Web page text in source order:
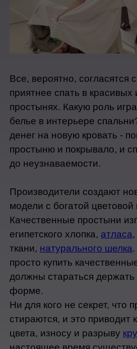
Все, вероятно, согласятся
приятнее спать в красивых
простынях. Какую роль
белье в интерьере
денег на новую кровать -
простыню и покрывало, и
до неузнаваемости.
Производители создают
модели с богатой цветовой
Качественные простыни
египетского хлопка, атласа,
ткани, натурального шелка
просто купить
должны стараться
форме.
Ни для кого не секрет, что
стираются, и это приводит
цвета, износу и разрыву